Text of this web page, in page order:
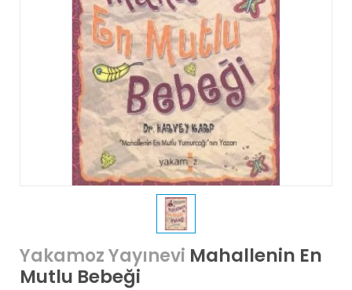
Yakamoz Yayınevi Mahallenin En
Mutlu Bebeği